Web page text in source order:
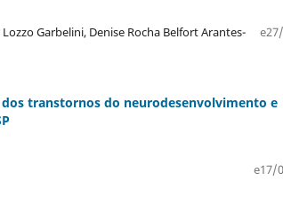
Garbelini, Denise Rocha Belfort Arantes-
transtornos do neurodesenvolvimento e
e17/